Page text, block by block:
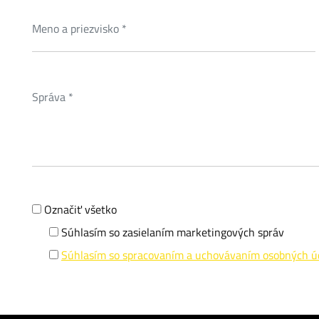
Označiť všetko
Súhlasím so zasielaním marketingových správ
Súhlasím so spracovaním a uchovávaním osobných